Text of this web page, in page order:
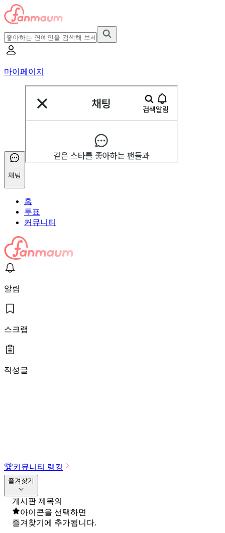
마이페이지
채팅
홈
투표
커뮤니티
알림
스크랩
작성글
🏆커뮤니티 랭킹
즐겨찾기
게시판 제목의
아이콘을 선택하면
즐겨찾기에 추가됩니다.